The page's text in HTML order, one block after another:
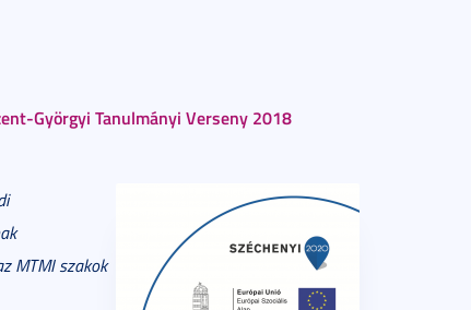
Györgyi Tanulmányi Verseny 2018
MTMI szakok